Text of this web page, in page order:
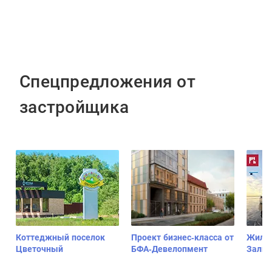
Спецпредложения от
застройщика
Коттеджный поселок
Цветочный
Проект бизнес-класса от
БФА-Девелопмент